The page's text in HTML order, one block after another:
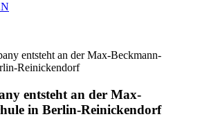
entsteht an der Max-Beckmann-
Reinickendorf
entsteht an der Max-
in Berlin-Reinickendorf